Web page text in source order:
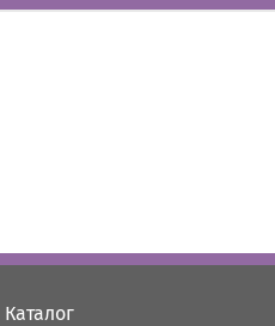
Каталог